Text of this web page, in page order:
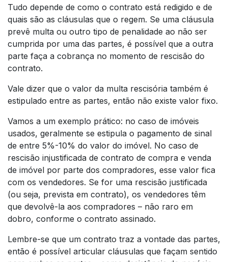
Tudo depende de como o contrato está redigido e de
quais são as cláusulas que o regem. Se uma cláusula
prevê multa ou outro tipo de penalidade ao não ser
cumprida por uma das partes, é possível que a outra
parte faça a cobrança no momento de rescisão do
contrato.
Vale dizer que o valor da multa rescisória também é
estipulado entre as partes, então não existe valor fixo.
Vamos a um exemplo prático: no caso de imóveis
usados, geralmente se estipula o pagamento de sinal
de entre 5%-10% do valor do imóvel. No caso de
rescisão injustificada de contrato de compra e venda
de imóvel por parte dos compradores, esse valor fica
com os vendedores. Se for uma rescisão justificada
(ou seja, prevista em contrato), os vendedores têm
que devolvê-la aos compradores – não raro em
dobro, conforme o contrato assinado.
Lembre-se que um contrato traz a vontade das partes,
então é possível articular cláusulas que façam sentido